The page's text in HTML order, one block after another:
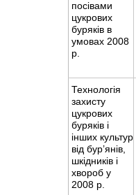
посівами
цукрових
буряків в
умовах 2008
р.
Технологія
захисту
цукрових
буряків і
інших культур
від бур’янів,
шкідників і
хвороб у
2008 р.